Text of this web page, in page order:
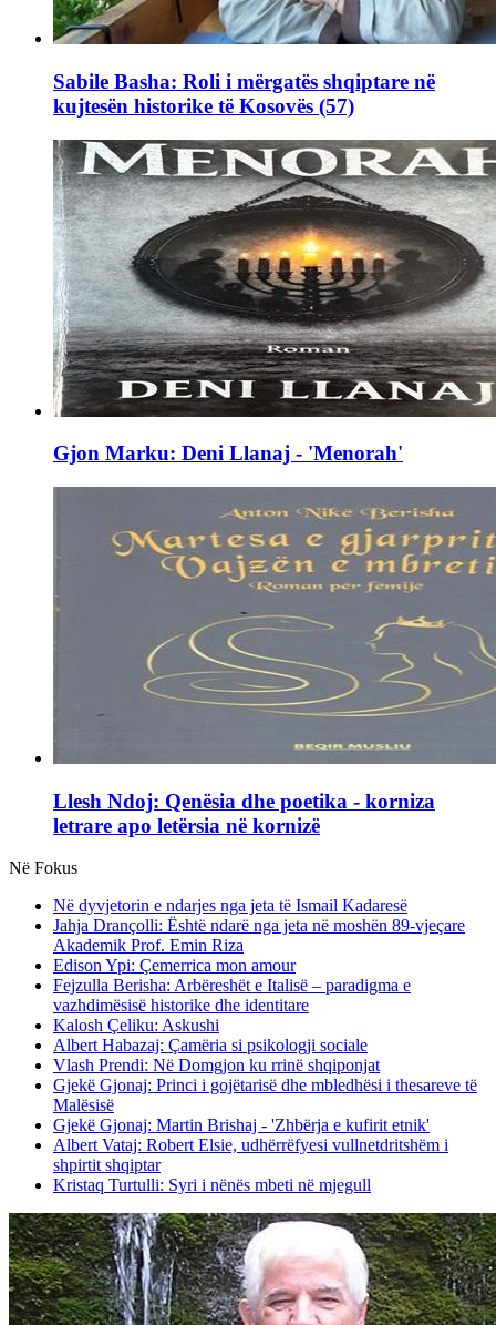
Sabile Basha: Roli i mërgatës shqiptare në
kujtesën historike të Kosovës (57)
Gjon Marku: Deni Llanaj - 'Menorah'
Llesh Ndoj: Qenësia dhe poetika - korniza
letrare apo letërsia në kornizë
Në Fokus
Në dyvjetorin e ndarjes nga jeta të Ismail Kadaresë
Jahja Drançolli: Është ndarë nga jeta në moshën 89-vjeçare
Akademik Prof. Emin Riza
Edison Ypi: Çemerrica mon amour
Fejzulla Berisha: Arbëreshët e Italisë – paradigma e
vazhdimësisë historike dhe identitare
Kalosh Çeliku: Askushi
Albert Habazaj: Çamëria si psikologji sociale
Vlash Prendi: Në Domgjon ku rrinë shqiponjat
Gjekë Gjonaj: Princi i gojëtarisë dhe mbledhësi i thesareve të
Malësisë
Gjekë Gjonaj: Martin Brishaj - 'Zhbërja e kufirit etnik'
Albert Vataj: Robert Elsie, udhërrëfyesi vullnetdritshëm i
shpirtit shqiptar
Kristaq Turtulli: Syri i nënës mbeti në mjegull